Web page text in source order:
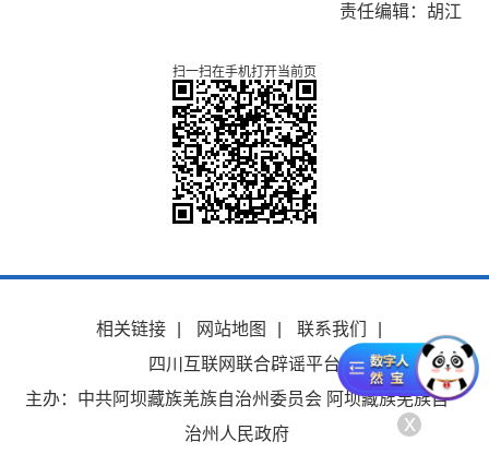
责任编辑：胡江
扫一扫在手机打开当前页
相关链接 网站地图 联系我们
四川互联网联合辟谣平台
主办：中共阿坝藏族羌族自治州委员会 阿坝藏族羌族自
治州人民政府
x